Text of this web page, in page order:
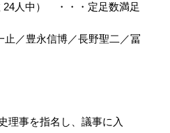
24人中） ・・・定足数満足
／豊永信博／長野聖二／冨
理事を指名し、議事に入